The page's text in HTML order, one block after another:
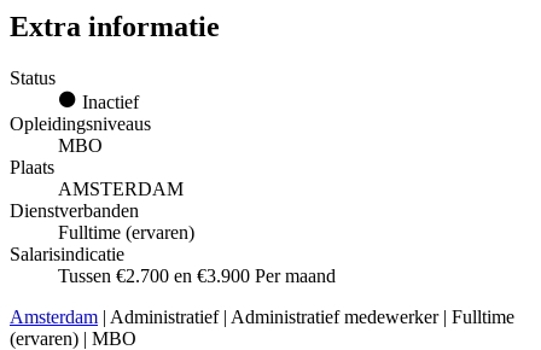
Extra informatie
Status
Inactief
Opleidingsniveaus
MBO
Plaats
AMSTERDAM
Dienstverbanden
Fulltime (ervaren)
Salarisindicatie
Tussen €2.700 en €3.900 Per maand
Amsterdam | Administratief | Administratief medewerker | Fulltime
(ervaren) | MBO